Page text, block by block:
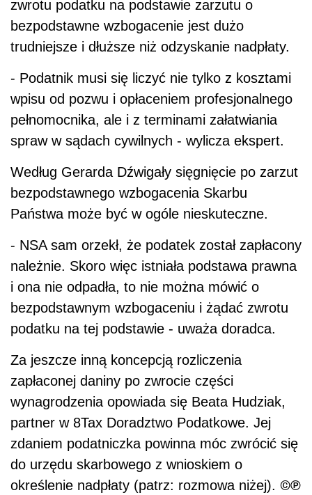
zwrotu podatku na podstawie zarzutu o
bezpodstawne wzbogacenie jest dużo
trudniejsze i dłuższe niż odzyskanie nadpłaty.
- Podatnik musi się liczyć nie tylko z kosztami
wpisu od pozwu i opłaceniem profesjonalnego
pełnomocnika, ale i z terminami załatwiania
spraw w sądach cywilnych - wylicza ekspert.
Według Gerarda Dźwigały sięgnięcie po zarzut
bezpodstawnego wzbogacenia Skarbu
Państwa może być w ogóle nieskuteczne.
- NSA sam orzekł, że podatek został zapłacony
należnie. Skoro więc istniała podstawa prawna
i ona nie odpadła, to nie można mówić o
bezpodstawnym wzbogaceniu i żądać zwrotu
podatku na tej podstawie - uważa doradca.
Za jeszcze inną koncepcją rozliczenia
zapłaconej daniny po zwrocie części
wynagrodzenia opowiada się Beata Hudziak,
partner w 8Tax Doradztwo Podatkowe. Jej
zdaniem podatniczka powinna móc zwrócić się
do urzędu skarbowego z wnioskiem o
określenie nadpłaty (patrz: rozmowa niżej). ©℗